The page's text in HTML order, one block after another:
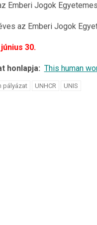
Emberi Jogok
az Emberi Jogok
30.
honlapja: This human
pályázat UNHCR UNIS